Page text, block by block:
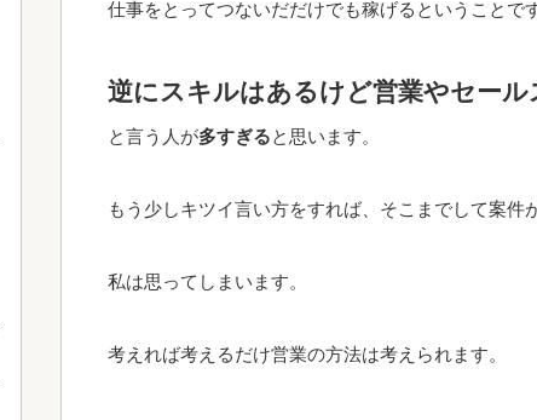
仕事をとってつないだだけでも稼げるということで
逆にスキルはあるけど営業やセー
と言う人が多すぎると思います。
もう少しキツイ言い方をすれば、そこまでして案件
私は思ってしまいます。
考えれば考えるだけ営業の方法は考えられます。